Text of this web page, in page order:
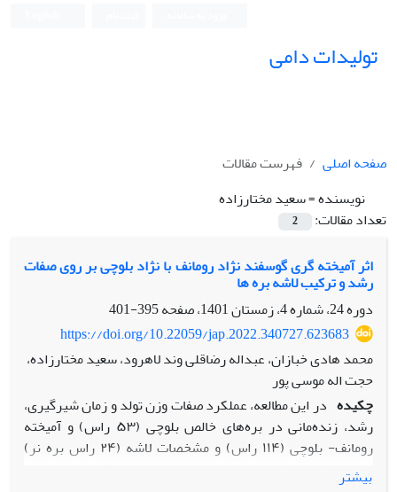
تولیدات دامی
صفحه اصلی
فهرست مقالات
نویسنده =سعید مختارزاده
تعداد مقالات:
2
اثر آمیخته گری گوسفند نژاد رومانف با نژاد بلوچی بر روی صفات
رشد و ترکیب لاشه بره ها
دوره 24، شماره 4، زمستان 1401، صفحه
395-401
https://doi.org/10.22059/jap.2022.340727.623683
محمد هادی خبازان، عبداله رضاقلی وند لاهرود، سعید مختارزاده،
حجت اله موسی پور
چکیده در این مطالعه، عملکرد صفات وزن تولد و زمان شیرگیری،
رشد، زنده‌مانی در بره‌های خالص بلوچی (۵۳ راس) و آمیخته
رومانف- بلوچی (۱۱۴ راس) و مشخصات لاشه (۲۴ راس بره نر)
بررسی شد. میش‌های بلوچی خالص با اسپرم قوچ‌های رومانف
بیشتر